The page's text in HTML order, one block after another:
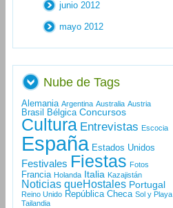
junio 2012
mayo 2012
Nube de Tags
Alemania Argentina Australia Austria
Brasil Bélgica Concursos
Cultura Entrevistas Escocia
España Estados Unidos
Festivales Fiestas Fotos
Francia Holanda Italia Kazajistán
Noticias queHostales Portugal
Reino Unido República Checa Sol y Playa
Tailandia